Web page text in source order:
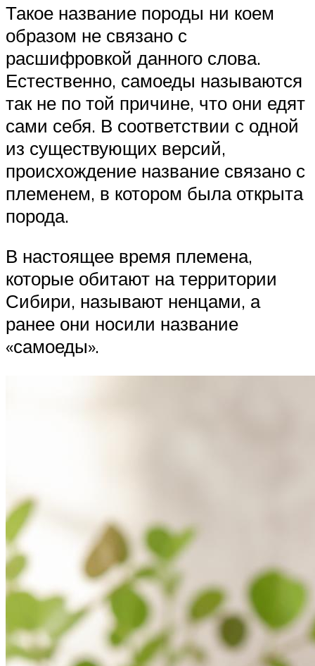
Такое название породы ни коем
образом не связано с
расшифровкой данного слова.
Естественно, самоеды называются
так не по той причине, что они едят
сами себя. В соответствии с одной
из существующих версий,
происхождение название связано с
племенем, в котором была открыта
порода.
В настоящее время племена,
которые обитают на территории
Сибири, называют ненцами, а
ранее они носили название
«самоеды».